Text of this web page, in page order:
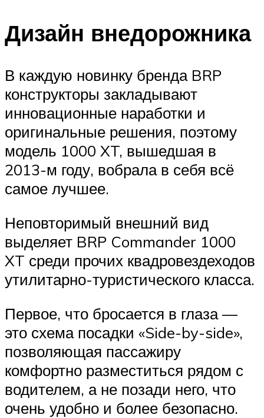
Дизайн внедорожника
В каждую новинку бренда BRP
конструкторы закладывают
инновационные наработки и
оригинальные решения, поэтому
модель 1000 XT, вышедшая в
2013-м году, вобрала в себя всё
самое лучшее.
Неповторимый внешний вид
выделяет BRP Commander 1000
XT среди прочих квадровездеходов
утилитарно-туристического класса.
Первое, что бросается в глаза —
это схема посадки «Side-by-side»,
позволяющая пассажиру
комфортно разместиться рядом с
водителем, а не позади него, что
очень удобно и более безопасно.